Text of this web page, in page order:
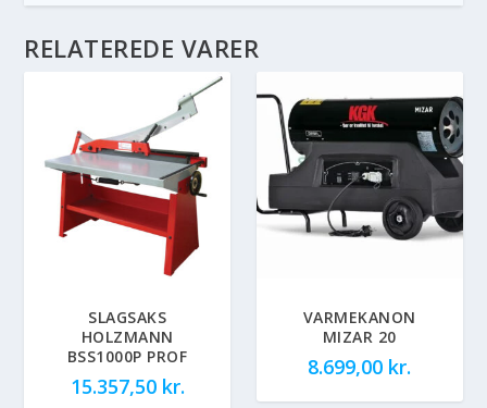
RELATEREDE VARER
SLAGSAKS
HOLZMANN
BSS1000P PROF
15.357,50 kr.
VARMEKANON
MIZAR 20
8.699,00 kr.